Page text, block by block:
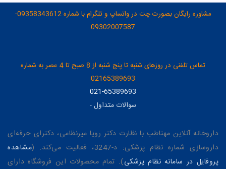
مشاوره رایگان بصورت چت در واتساپ و تلگرام با شماره 09358343612-
09302007587
تماس تلفنی در روزهای شنبه تا پنج شنبه از 8 صبح تا 4 عصر به شماره
02165389693
021-65389693
سوالات متداول-
داروخانه آنلاین مهتاطب با نظارت دکتر رویا میرنظامی، دکترای حرفه‌ای
داروسازی شماره نظام پزشکی: د-3247، فعالیت می‌کند. (
مشاهده
پروفایل در سامانه نظام پزشکی). تمام محصولات این فروشگاه دارای